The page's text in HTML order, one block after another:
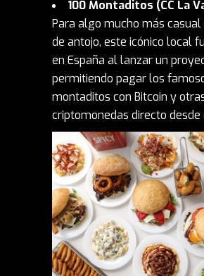
100 Montaditos (CC La
Para algo mucho más
de antojo, este icónico local
en España al lanzar un
permitiendo pagar los
montaditos con Bitcoin y
criptomonedas directo desde